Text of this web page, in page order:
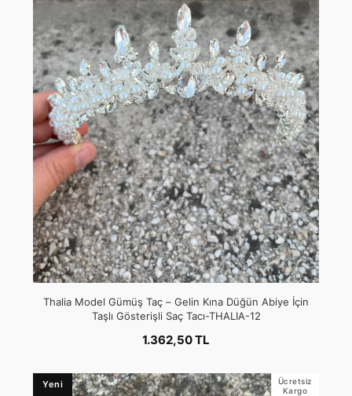
Thalia Model Gümüş Taç – Gelin Kına Düğün Abiye İçin
Taşlı Gösterişli Saç Tacı-THALIA-12
1.362,50 TL
Yeni
Ücretsiz
Kargo